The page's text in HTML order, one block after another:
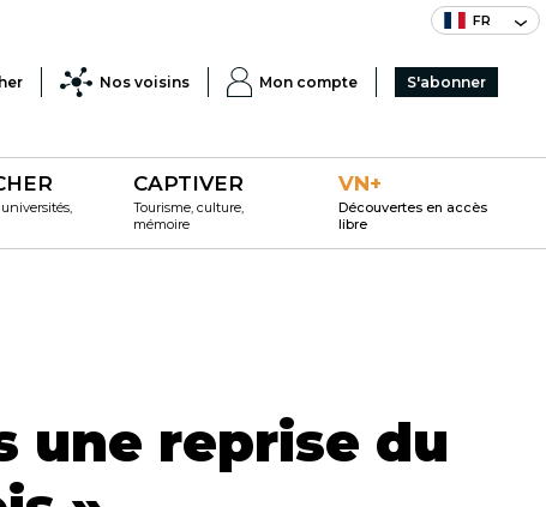
FR
Nos voisins Mon compte S'abonner
CAPTIVER
Tourisme, culture,
mémoire
VN+
Découvertes en accès
libre
une reprise du